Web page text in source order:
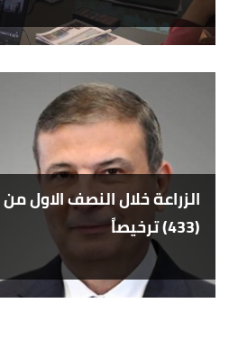
الزراعة خلال النصف الاول
(433) ترخيصاً